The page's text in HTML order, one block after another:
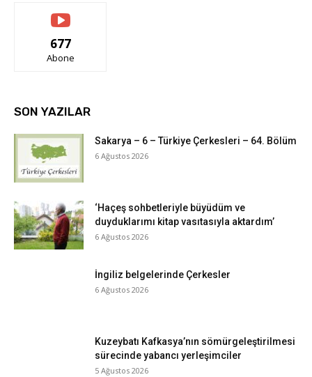
677
Abone
SON YAZILAR
Sakarya – 6 – Türkiye Çerkesleri – 64. Bölüm
6 Ağustos 2026
‘Haçeş sohbetleriyle büyüdüm ve
duyduklarımı kitap vasıtasıyla aktardım’
6 Ağustos 2026
İngiliz belgelerinde Çerkesler
6 Ağustos 2026
Kuzeybatı Kafkasya’nın sömürgeleştirilmesi
sürecinde yabancı yerleşimciler
5 Ağustos 2026